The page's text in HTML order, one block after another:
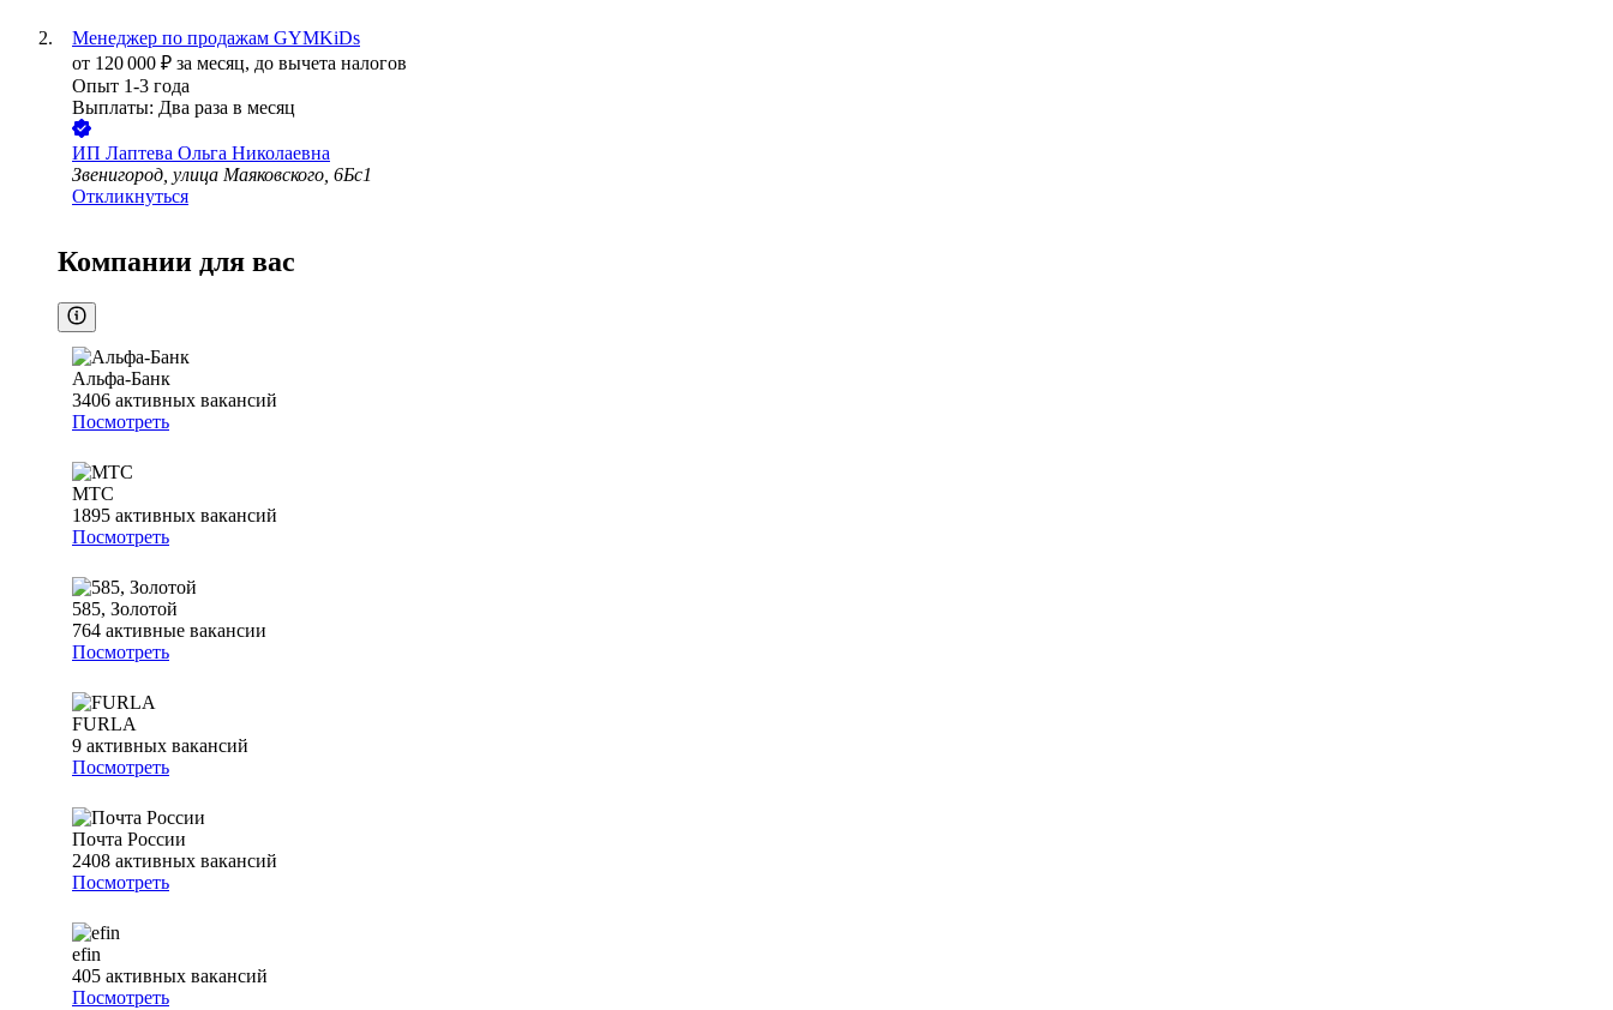
Менеджер по продажам GYMKiDs
от 120 000 ₽ за месяц, до вычета налогов
Опыт 1-3 года
Выплаты: Два раза в месяц
ИП Лаптева Ольга Николаевна
Звенигород, улица Маяковского, 6Бс1
Откликнуться
Компании для вас
Альфа-Банк
3406 активных вакансий
Посмотреть
МТС
1895 активных вакансий
Посмотреть
585, Золотой
764 активные вакансии
Посмотреть
FURLA
9 активных вакансий
Посмотреть
Почта России
2408 активных вакансий
Посмотреть
efin
405 активных вакансий
Посмотреть